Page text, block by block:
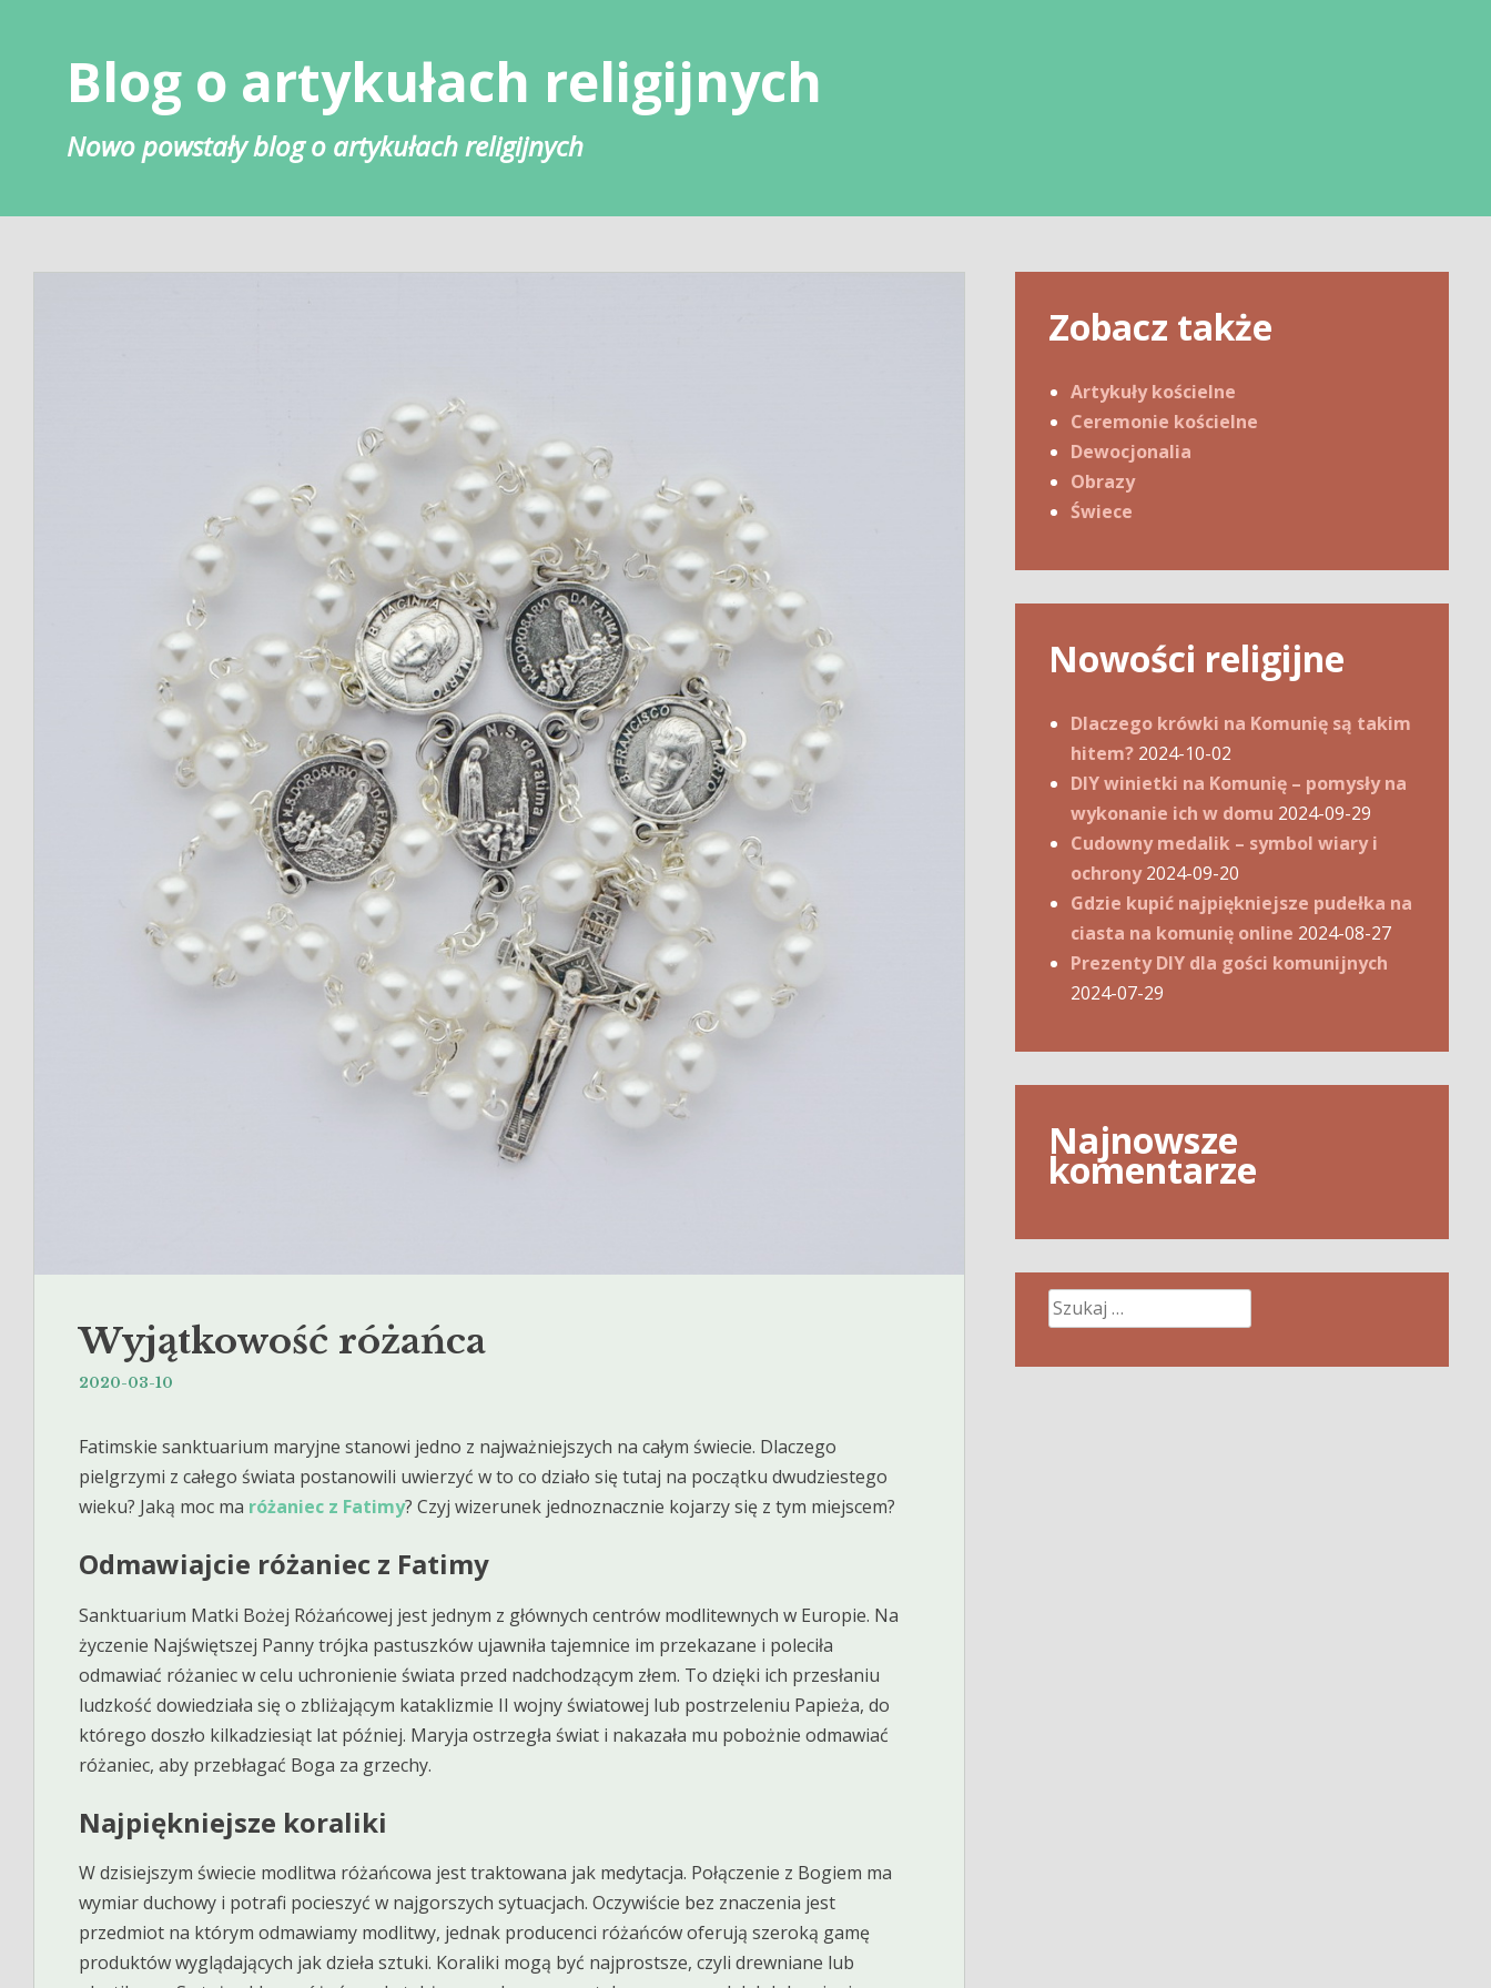
Blog o artykułach religijnych
Nowo powstały blog o artykułach religijnych
Wyjątkowość różańca
2020-03-10
Fatimskie sanktuarium maryjne stanowi jedno z najważniejszych na całym świecie. Dlaczego
pielgrzymi z całego świata postanowili uwierzyć w to co działo się tutaj na początku dwudziestego
wieku? Jaką moc ma różaniec z Fatimy? Czyj wizerunek jednoznacznie kojarzy się z tym miejscem?
Odmawiajcie różaniec z Fatimy
Sanktuarium Matki Bożej Różańcowej jest jednym z głównych centrów modlitewnych w Europie. Na
życzenie Najświętszej Panny trójka pastuszków ujawniła tajemnice im przekazane i poleciła
odmawiać różaniec w celu uchronienie świata przed nadchodzącym złem. To dzięki ich przesłaniu
ludzkość dowiedziała się o zbliżającym kataklizmie II wojny światowej lub postrzeleniu Papieża, do
którego doszło kilkadziesiąt lat później. Maryja ostrzegła świat i nakazała mu pobożnie odmawiać
różaniec, aby przebłagać Boga za grzechy.
Najpiękniejsze koraliki
W dzisiejszym świecie modlitwa różańcowa jest traktowana jak medytacja. Połączenie z Bogiem ma
wymiar duchowy i potrafi pocieszyć w najgorszych sytuacjach. Oczywiście bez znaczenia jest
przedmiot na którym odmawiamy modlitwy, jednak producenci różańców oferują szeroką gamę
produktów wyglądających jak dzieła sztuki. Koraliki mogą być najprostsze, czyli drewniane lub
Zobacz także
Artykuły kościelne
Ceremonie kościelne
Dewocjonalia
Obrazy
Świece
Nowości religijne
Dlaczego krówki na Komunię są takim
hitem? 2024-10-02
DIY winietki na Komunię – pomysły na
wykonanie ich w domu 2024-09-29
Cudowny medalik – symbol wiary i
ochrony 2024-09-20
Gdzie kupić najpiękniejsze pudełka na
ciasta na komunię online 2024-08-27
Prezenty DIY dla gości komunijnych
2024-07-29
Najnowsze
komentarze
Szukaj: